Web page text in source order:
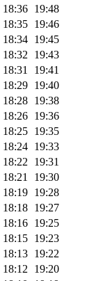
18:36 19:48
18:35 19:46
18:34 19:45
18:32
19:43
18:31
19:41
18:29 19:40
18:28 19:38
18:26 19:36
18:25 19:35
18:24 19:33
18:22
19:31
18:21
19:30
18:19 19:28
18:18 19:27
18:16 19:25
18:15 19:23
18:13 19:22
18:12
19:20